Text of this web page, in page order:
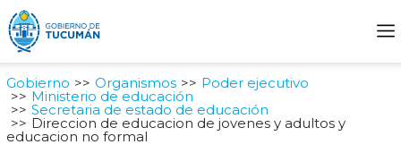
Gobierno Organismos Poder ejecutivo
Ministerio de educación
Secretaria de estado de educación
Direccion de educacion de jovenes y adultos y
educacion no formal